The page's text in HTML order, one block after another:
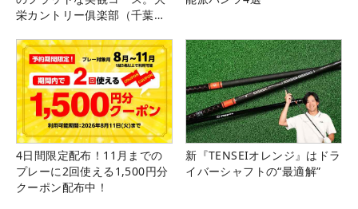
栄カントリー俱楽部（千葉
4日間限定配布！11月までの
プレーに2回使える1,500円分
クーポン配布中！
新『TENSEIオレンジ』はドラ
イバーシャフトの“最適解”